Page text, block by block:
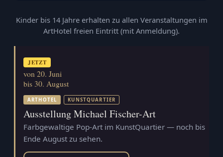
Kinder bis 14 Jahre erhalten zu allen Veranstaltungen im
ArtHotel freien Eintritt (mit Anmeldung).
JETZT
von 20. Juni
bis 30. August
ARTHOTEL KUNSTQUARTIER
Ausstellung Michael Fischer-Art
Farbgewaltige Pop-Art im KunstQuartier — noch bis
Ende August zu sehen.